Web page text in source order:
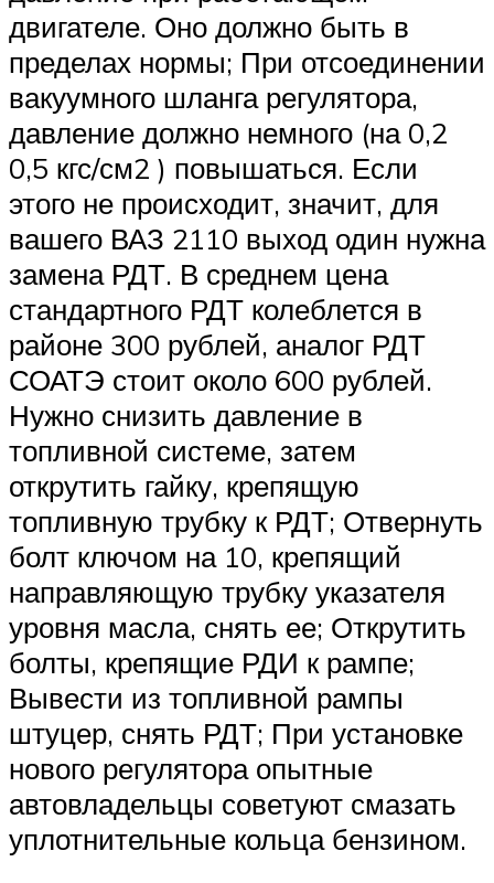
двигателе. Оно должно быть в
пределах нормы; При отсоединении
вакуумного шланга регулятора,
давление должно немного (на 0,2
0,5 кгс/см2 ) повышаться. Если
этого не происходит, значит, для
вашего ВАЗ 2110 выход один нужна
замена РДТ. В среднем цена
стандартного РДТ колеблется в
районе 300 рублей, аналог РДТ
СОАТЭ стоит около 600 рублей.
Нужно снизить давление в
топливной системе, затем
открутить гайку, крепящую
топливную трубку к РДТ; Отвернуть
болт ключом на 10, крепящий
направляющую трубку указателя
уровня масла, снять ее; Открутить
болты, крепящие РДИ к рампе;
Вывести из топливной рампы
штуцер, снять РДТ; При установке
нового регулятора опытные
автовладельцы советуют смазать
уплотнительные кольца бензином.